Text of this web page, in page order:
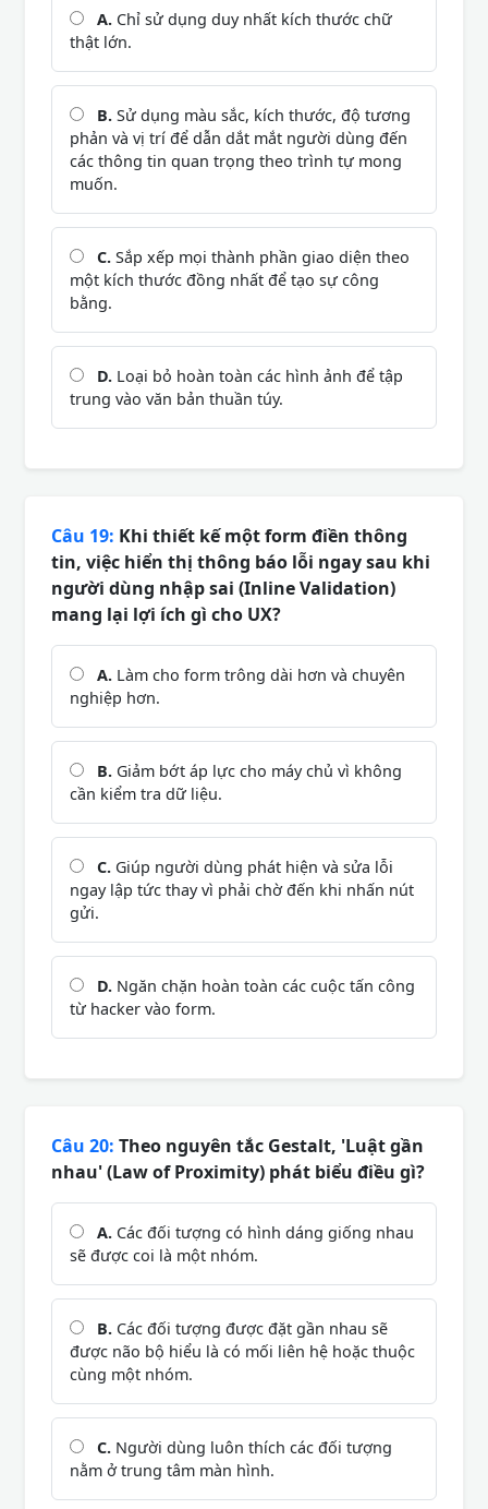
A. Chỉ sử dụng duy nhất kích thước chữ
thật lớn.
B. Sử dụng màu sắc, kích thước, độ tương
phản và vị trí để dẫn dắt mắt người dùng đến
các thông tin quan trọng theo trình tự mong
muốn.
C. Sắp xếp mọi thành phần giao diện theo
một kích thước đồng nhất để tạo sự công
bằng.
D. Loại bỏ hoàn toàn các hình ảnh để tập
trung vào văn bản thuần túy.
Câu 19: Khi thiết kế một form điền thông
tin, việc hiển thị thông báo lỗi ngay sau khi
người dùng nhập sai (Inline Validation)
mang lại lợi ích gì cho UX?
A. Làm cho form trông dài hơn và chuyên
nghiệp hơn.
B. Giảm bớt áp lực cho máy chủ vì không
cần kiểm tra dữ liệu.
C. Giúp người dùng phát hiện và sửa lỗi
ngay lập tức thay vì phải chờ đến khi nhấn nút
gửi.
D. Ngăn chặn hoàn toàn các cuộc tấn công
từ hacker vào form.
Câu 20: Theo nguyên tắc Gestalt, 'Luật gần
nhau' (Law of Proximity) phát biểu điều gì?
A. Các đối tượng có hình dáng giống nhau
sẽ được coi là một nhóm.
B. Các đối tượng được đặt gần nhau sẽ
được não bộ hiểu là có mối liên hệ hoặc thuộc
cùng một nhóm.
C. Người dùng luôn thích các đối tượng
nằm ở trung tâm màn hình.